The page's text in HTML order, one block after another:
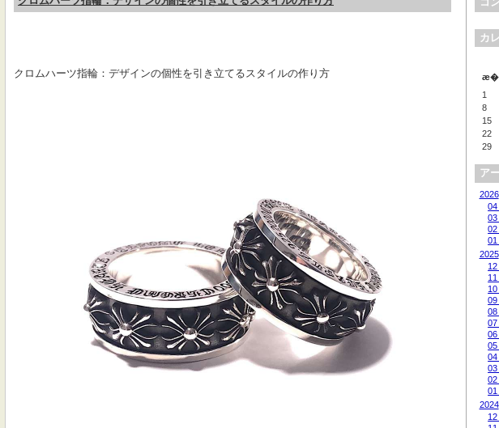
クロムハーツ指輪：デザインの個性を引き立てるスタイルの作り方
コ
カ
1
8
15
22
29
ア
2026
04
03
02
01
2025
12
11
10
09
08
07
06
05
04
03
02
01
2024
12